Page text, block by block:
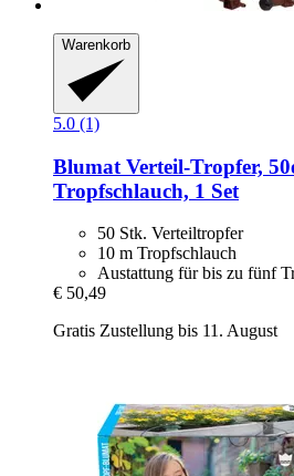
Warenkorb
5.0 (1)
Blumat Verteil-​Tropfer,
Tropfschlauch, 1 Set
50 Stk. Verteiltropfer
10 m Tropfschlauch
Austattung für bis zu fünf
€ 50,49
Gratis Zustellung bis 11. August